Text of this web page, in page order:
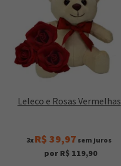
Leleco e Rosas Vermelhas
3x R$ 39,97 sem juros
por R$ 119,90